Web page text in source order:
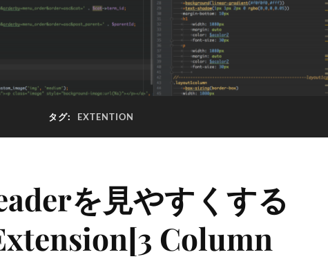
タグ: EXTENTION
を見やすくする
Column